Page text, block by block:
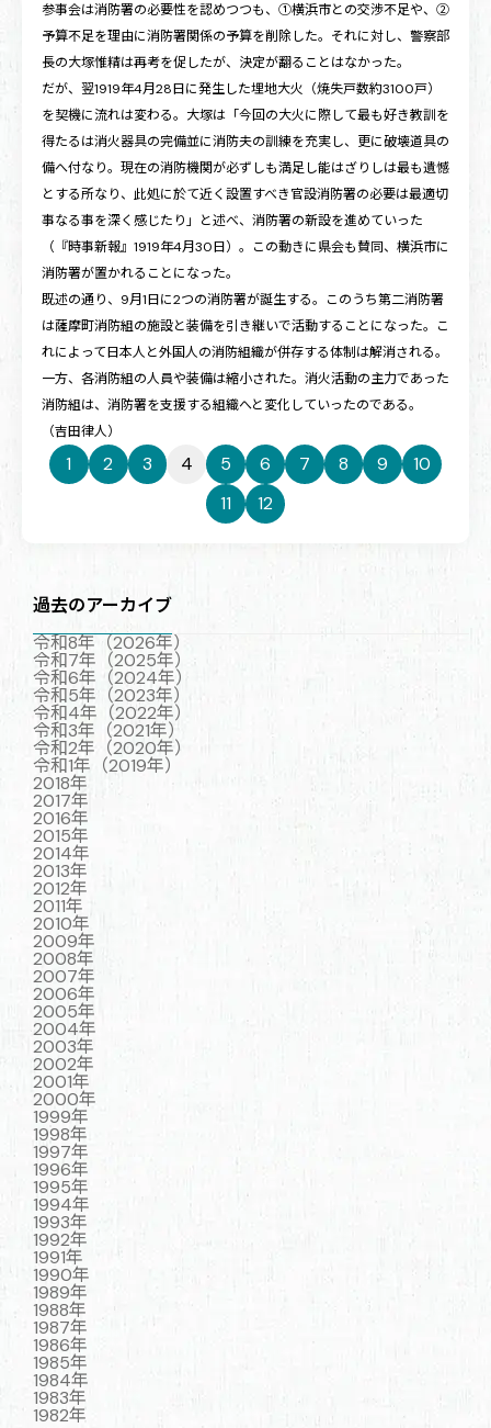
参事会は消防署の必要性を認めつつも、①横浜市との交渉不足や、②
予算不足を理由に消防署関係の予算を削除した。それに対し、警察部
長の大塚惟精は再考を促したが、決定が翻ることはなかった。
だが、翌1919年4月28日に発生した埋地大火（焼失戸数約3100戸）
を契機に流れは変わる。大塚は「今回の大火に際して最も好き教訓を
得たるは消火器具の完備並に消防夫の訓練を充実し、更に破壊道具の
備へ付なり。現在の消防機関が必ずしも満足し能はざりしは最も遺憾
とする所なり、此処に於て近く設置すべき官設消防署の必要は最適切
事なる事を深く感じたり」と述べ、消防署の新設を進めていった
（『時事新報』1919年4月30日）。この動きに県会も賛同、横浜市に
消防署が置かれることになった。
既述の通り、9月1日に2つの消防署が誕生する。このうち第二消防署
は薩摩町消防組の施設と装備を引き継いで活動することになった。こ
れによって日本人と外国人の消防組織が併存する体制は解消される。
一方、各消防組の人員や装備は縮小された。消火活動の主力であった
消防組は、消防署を支援する組織へと変化していったのである。
（吉田律人）
1 2 3 4 5 6 7 8 9
10
11
12
過去のアーカイブ
令和8年（2026年）
令和7年（2025年）
令和6年（2024年）
令和5年（2023年）
令和4年（2022年）
令和3年（2021年）
令和2年（2020年）
令和1年（2019年）
2018年
2017年
2016年
2015年
2014年
2013年
2012年
2011年
2010年
2009年
2008年
2007年
2006年
2005年
2004年
2003年
2002年
2001年
2000年
1999年
1998年
1997年
1996年
1995年
1994年
1993年
1992年
1991年
1990年
1989年
1988年
1987年
1986年
1985年
1984年
1983年
1982年